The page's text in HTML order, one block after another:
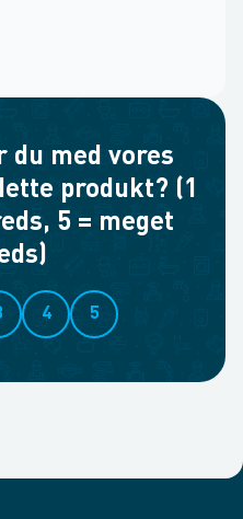
du med vores
produkt? (1
5 = meget
4 5